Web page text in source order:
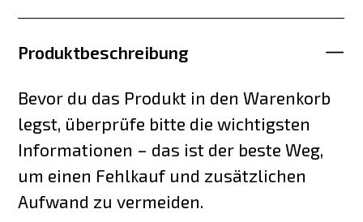
Produktbeschreibung
Bevor du das Produkt in den Warenkorb
legst, überprüfe bitte die wichtigsten
Informationen – das ist der beste Weg,
um einen Fehlkauf und zusätzlichen
Aufwand zu vermeiden.